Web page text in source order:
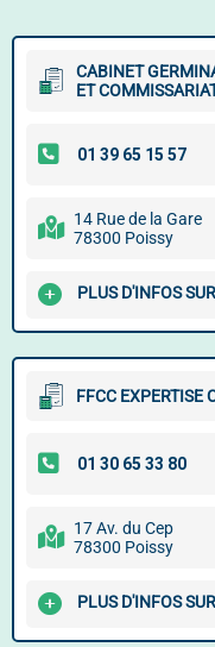
CABINET
ET
14 Rue de la Gare
78300 Poissy
PLUS D'INFOS
FFCC EXPERTISE
17 Av. du Cep
78300 Poissy
PLUS D'INFOS